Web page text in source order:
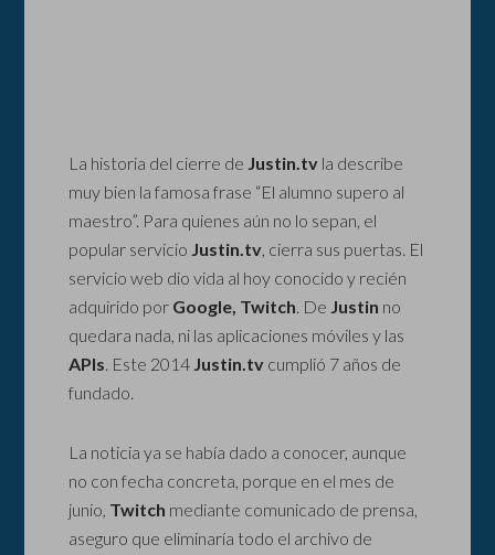
La historia del cierre de Justin.tv la describe
muy bien la famosa frase “El alumno supero al
maestro”. Para quienes aún no lo sepan, el
popular servicio Justin.tv, cierra sus puertas. El
servicio web dio vida al hoy conocido y recién
adquirido por Google, Twitch. De Justin no
quedara nada, ni las aplicaciones móviles y las
APIs. Este 2014 Justin.tv cumplió 7 años de
fundado.
La noticia ya se había dado a conocer, aunque
no con fecha concreta, porque en el mes de
junio, Twitch mediante comunicado de prensa,
aseguro que eliminaría todo el archivo de